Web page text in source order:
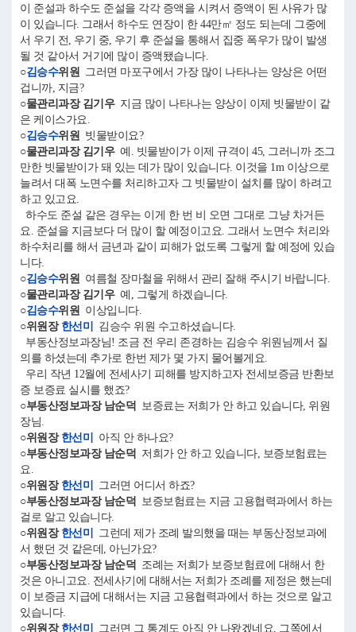
이 준설과 하수도 준설을 각각 증액을 시켜서 증액이 된 사유가 많
이 있습니다. 그래서 하수도 연장이 한 44만㎡ 정도 되는데 그중에
서 우기 전, 우기 중, 우기 후 준설을 통해서 집중 폭우가 많이 발생
될 것 같아서 거기에 많이 증액됐습니다.
○김승수위원 그러면 마포구에서 가장 많이 나타나는 양상은 어떤
겁니까, 지금?
○물관리과장 김기우지금 많이 나타나는 양상이 이제 빗물받이 같
은 케이스가요.
○김승수위원 빗물받이요?
○물관리과장 김기우예. 빗물받이가 이제 규격이 45, 그러니까 조그
만한 빗물받이가 돼 있는 데가 많이 있습니다. 이것을 1m 이상으로
늘려서 대폭 노면수를 처리하고자 그 빗물받이 설치를 많이 하려고
하고 있고요.
하수도 준설 같은 경우는 이게 한 번 비 오면 그대로 그냥 차거든
요. 준설을 지금보다 더 많이 할 예정이고요. 그래서 노면수 처리와
하수처리를 해서 금년과 같이 피해가 없도록 그렇게 할 예정에 있습
니다.
○김승수위원 여름철 장마철을 위해서 관리 잘해 주시기 바랍니다.
○물관리과장 김기우예, 그렇게 하겠습니다.
○김승수위원 이상입니다.
○위원장 한선미
김승수 위원 수고하셨습니다.
부동산정보과장님! 조금 전 우리 존경하는 김승수 위원님께서 질
의를 하셨는데 추가로 한번 제가 몇 가지 물어볼게요.
우리 작년 12월에 전세사기 피해를 방지하고자 전세보증금 반환보
증 보증료 실시를 했죠?
○부동산정보과장 남순덕 보증료는 저희가 안 하고 있습니다, 위원
장님.
○위원장 한선미
아직 안 하나요?
○부동산정보과장 남순덕 저희가 안 하고 있습니다, 보증보험료는
요.
○위원장 한선미
그러면 어디서 하죠?
○부동산정보과장 남순덕 보증보험료는 지금 고용협력과에서 하는
걸로 알고 있습니다.
○위원장 한선미
그런데 제가 조례 발의했을 때는 부동산정보과에
서 했던 것 같은데, 아닌가요?
○부동산정보과장 남순덕 조례는 저희가 보증보험료에 대해서 한
것은 아니고요. 전세사기에 대해서는 저희가 조례를 제정은 했는데
이 보증금 지급에 대해서는 지금 고용협력과에서 하는 것으로 알고
있습니다.
○위원장 한선미 그러면 그 통계도 아직 안 나왔겠네요, 그쪽에서